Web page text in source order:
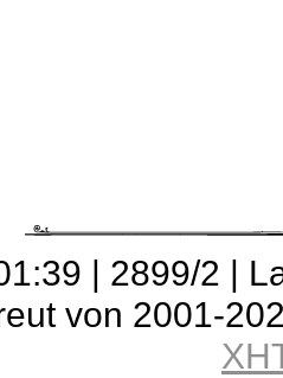
| 2899/2 |
von 2001-